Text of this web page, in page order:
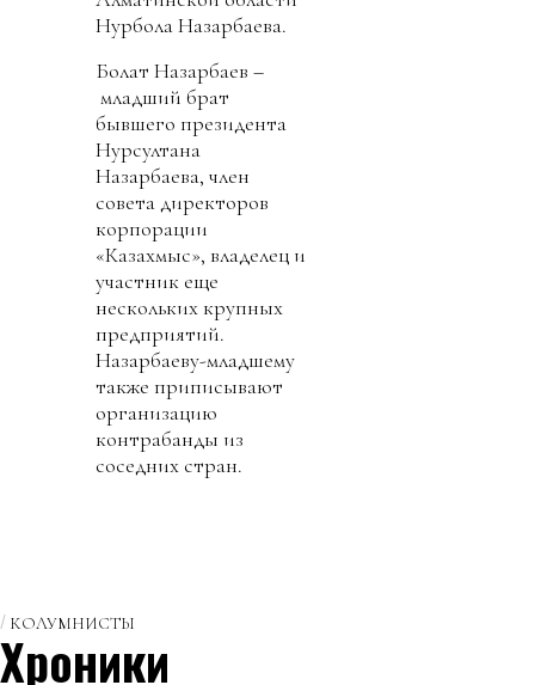
Нурбола Назарбаева.
Болат Назарбаев –
младший брат
бывшего президента
Нурсултана
Назарбаева, член
совета директоров
корпорации
«Казахмыс», владелец и
участник еще
нескольких крупных
предприятий.
Назарбаеву-младшему
также приписывают
организацию
контрабанды из
соседних стран.
КОЛУМНИСТЫ
Хроники